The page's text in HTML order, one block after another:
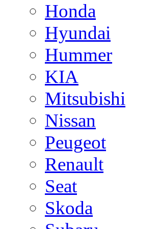
Honda
Hyundai
Hummer
KIA
Mitsubishi
Nissan
Peugeot
Renault
Seat
Skoda